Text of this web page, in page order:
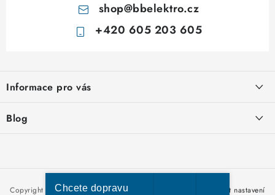
shop@bbelektro.cz
+420 605 203 605
p
a
Informace pro vás
Blog
Nakupujte u nás hned a zaplaťte později – nově přijímáme Skip
Pay
Copyright 2026bbelektro.cz. Všechna práva vyhrazena. Upravit nastavení
Chcete dopravu